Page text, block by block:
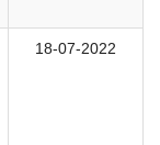
18-07-2022